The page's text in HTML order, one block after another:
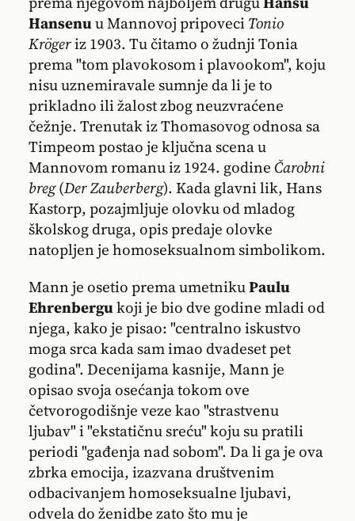
Hansenuu Mannovoj pripoveciTonio
Krögeriz 1903. Tu čitamo o žudnji Tonia
prema "tom plavokosom i plavookom", koju
nisu uznemiravale sumnje da li je to
prikladno ili žalost zbog neuzvraćene
čežnje. Trenutak iz Thomasovog odnosa sa
Timpeom postao je ključna scena u
Mannovom romanu iz 1924. godineČarobni
breg(Der Zauberberg). Kada glavni lik, Hans
Kastorp, pozajmljuje olovku od mladog
školskog druga, opis predaje olovke
natopljen je homoseksualnom simbolikom.
Mann je osetio prema umetnikuPaulu
Ehrenbergukoji je bio dve godine mladi od
njega, kako je pisao: "centralno iskustvo
moga srca kada sam imao dvadeset pet
godina". Decenijama kasnije, Mann je
opisao svoja osećanja tokom ove
četvorogodišnje veze kao "strastvenu
ljubav" i "ekstatičnu sreću" koju su pratili
periodi "gađenja nad sobom". Da li ga je ova
zbrka emocija, izazvana društvenim
odbacivanjem homoseksualne ljubavi,
odvela do ženidbe zato što mu je